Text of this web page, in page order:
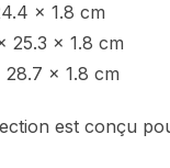
x 1.8 cm
25.3 x 1.8 cm
28.7 x 1.8 cm
est conçu